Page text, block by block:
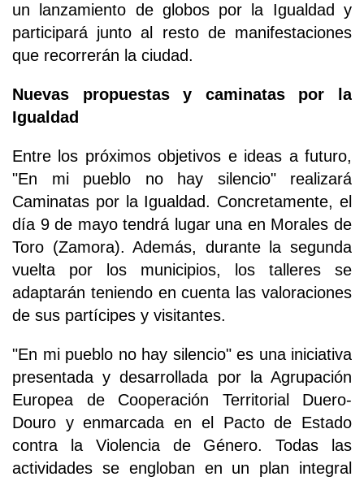
un lanzamiento de globos por la Igualdad y
participará junto al resto de manifestaciones
que recorrerán la ciudad.
Nuevas propuestas y caminatas por la
Igualdad
Entre los próximos objetivos e ideas a futuro,
"En mi pueblo no hay silencio" realizará
Caminatas por la Igualdad. Concretamente, el
día 9 de mayo tendrá lugar una en Morales de
Toro (Zamora). Además, durante la segunda
vuelta por los municipios, los talleres se
adaptarán teniendo en cuenta las valoraciones
de sus partícipes y visitantes.
"En mi pueblo no hay silencio" es una iniciativa
presentada y desarrollada por la Agrupación
Europea de Cooperación Territorial Duero-
Douro y enmarcada en el Pacto de Estado
contra la Violencia de Género. Todas las
actividades se engloban en un plan integral